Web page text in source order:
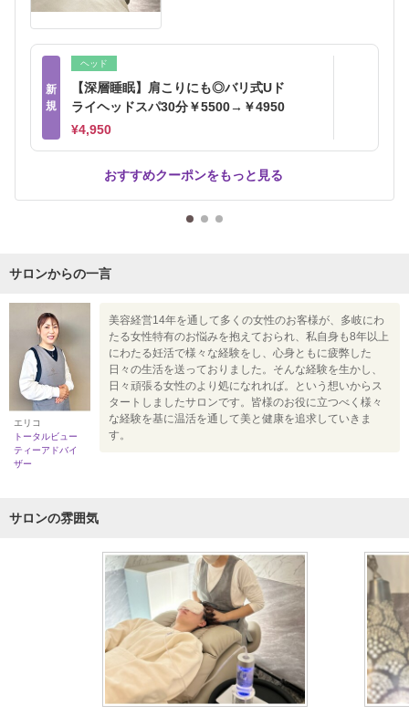
新
規
ヘッド
【深層睡眠】肩こりにも◎バリ式Uド
ライヘッドスパ30分￥5500→￥4950
¥4,950
おすすめクーポンをもっと見る
サロンからの一言
エリコ
トータルビュー
ティーアドバイ
ザー
美容経営14年を通して多くの女性のお客様が、多岐にわ
たる女性特有のお悩みを抱えておられ、私自身も8年以上
にわたる妊活で様々な経験をし、心身ともに疲弊した
日々の生活を送っておりました。そんな経験を生かし、
日々頑張る女性のより処になれれば。という想いからス
タートしましたサロンです。皆様のお役に立つべく様々
な経験を基に温活を通して美と健康を追求していきま
す。
サロンの雰囲気